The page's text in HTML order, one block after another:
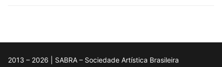
2013 – 2026 | SABRA – Sociedade Artística Brasileira